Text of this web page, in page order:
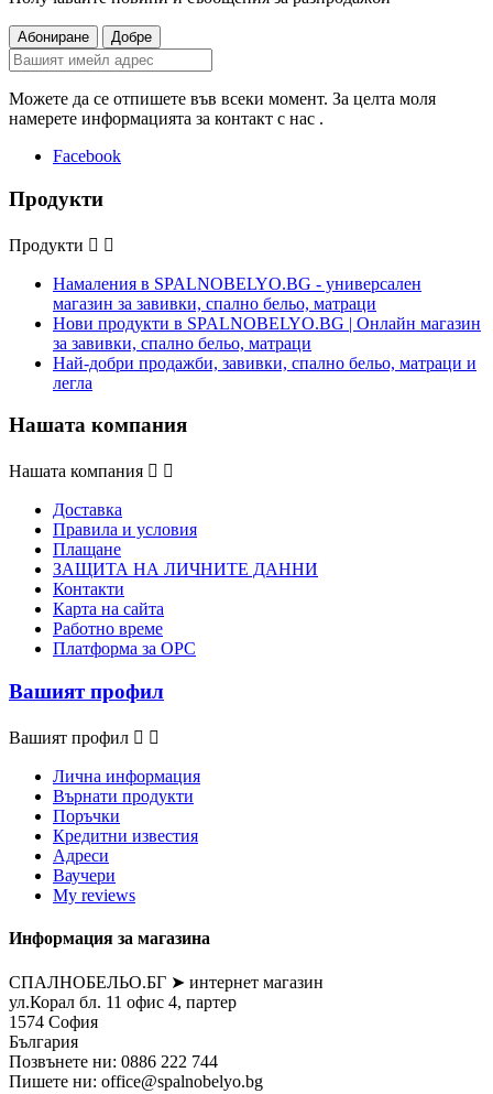
Можете да се отпишете във всеки момент. За целта моля
намерете информацията за контакт с нас .
Facebook
Продукти
Продукти  
Намаления в SPALNOBELYO.BG - универсален
магазин за завивки, спално бельо, матраци
Нови продукти в SPALNOBELYO.BG | Онлайн магазин
за завивки, спално бельо, матраци
Най-добри продажби, завивки, спално бельо, матраци и
легла
Нашата компания
Нашата компания  
Доставка
Правила и условия
Плащане
ЗАЩИТА НА ЛИЧНИТЕ ДАННИ
Контакти
Карта на сайта
Работно време
Платформа за ОРС
Вашият профил
Вашият профил  
Лична информация
Върнати продукти
Поръчки
Кредитни известия
Адреси
Ваучери
My reviews
Информация за магазина
СПАЛНОБЕЛЬО.БГ ➤ интернет магазин
ул.Корал бл. 11 офис 4, партер
1574 София
България
Позвънете ни: 0886 222 744
Пишете ни: office@spalnobelyo.bg